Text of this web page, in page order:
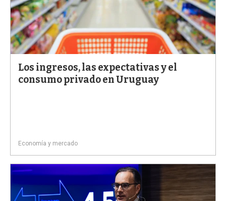
Los ingresos, las expectativas y el
consumo privado en Uruguay
Economía y mercado